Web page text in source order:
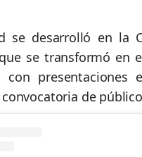
se desarrolló en la
se transformó en
con presentaciones
de